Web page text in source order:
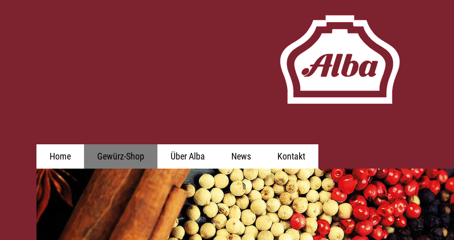
Home Gewürz-Shop Über Alba News Kontakt